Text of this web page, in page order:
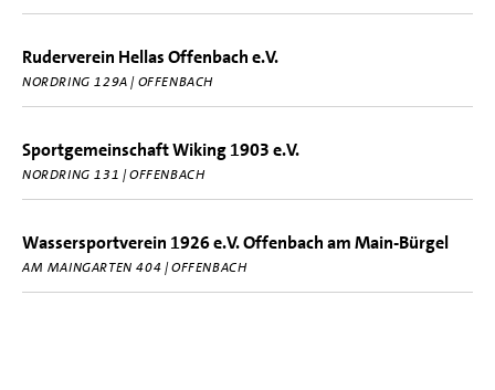
Ruderverein Hellas Offenbach e.V.
NORDRING 129A | OFFENBACH
Sportgemeinschaft Wiking 1903 e.V.
NORDRING 131 | OFFENBACH
Wassersportverein 1926 e.V. Offenbach am Main-Bürgel
AM MAINGARTEN 404 | OFFENBACH